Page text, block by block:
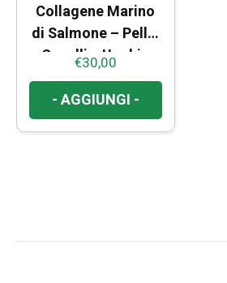
Collagene Marino
di Salmone – Pelle,
Capelli e Unghie
€30,00
- AGGIUNGI -